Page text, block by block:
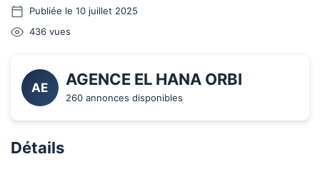
Publiée le 10 juillet 2025
436 vues
AE AGENCE EL HANA ORBI
260 annonces disponibles
Détails